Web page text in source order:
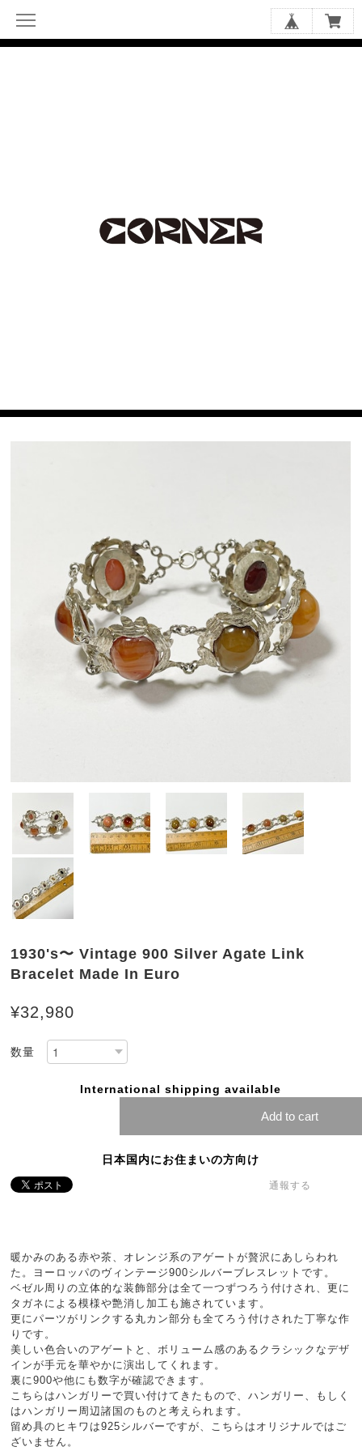
1930's〜 Vintage 900 Silver Agate Link
Bracelet Made In Euro
¥32,980
数量
International shipping available
Add to cart
日本国内にお住まいの方向け
通報する
暖かみのある赤や茶、オレンジ系のアゲートが贅沢にあしらわれ
た。ヨーロッパのヴィンテージ900シルバーブレスレットです。
ベゼル周りの立体的な装飾部分は全て一つずつろう付けされ、更に
タガネによる模様や艶消し加工も施されています。
更にパーツがリンクする丸カン部分も全てろう付けされた丁寧な作
りです。
美しい色合いのアゲートと、ボリューム感のあるクラシックなデザ
インが手元を華やかに演出してくれます。
裏に900や他にも数字が確認できます。
こちらはハンガリーで買い付けてきたもので、ハンガリー、もしく
はハンガリー周辺諸国のものと考えられます。
留め具のヒキワは925シルバーですが、こちらはオリジナルではご
ざいません。